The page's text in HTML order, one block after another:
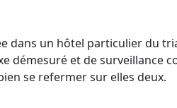
dans un hôtel particulier du
démesuré et de
se refermer sur elles deux.